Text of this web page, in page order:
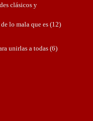
clásicos y
lo mala que es(12)
unirlas a todas(6)